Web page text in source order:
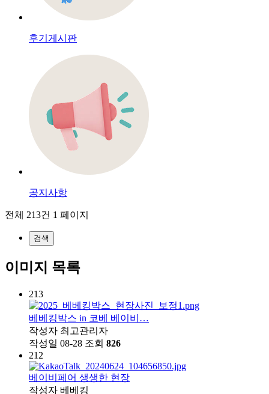
후기게시판
공지사항
전체 213건 1 페이지
검색
이미지 목록
213
베베킹박스 in 코베 베이비…
작성자 최고관리자
작성일 08-28 조회 826
212
베이비페어 생생한 현장
작성자 베베킹